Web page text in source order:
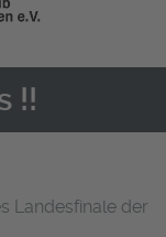
!!
Landesfinale der